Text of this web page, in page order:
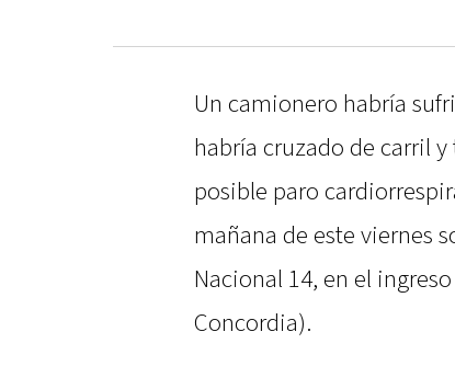
Un camionero habría
habría cruzado de carril
posible paro
mañana de este viernes
Nacional 14, en el
Concordia).